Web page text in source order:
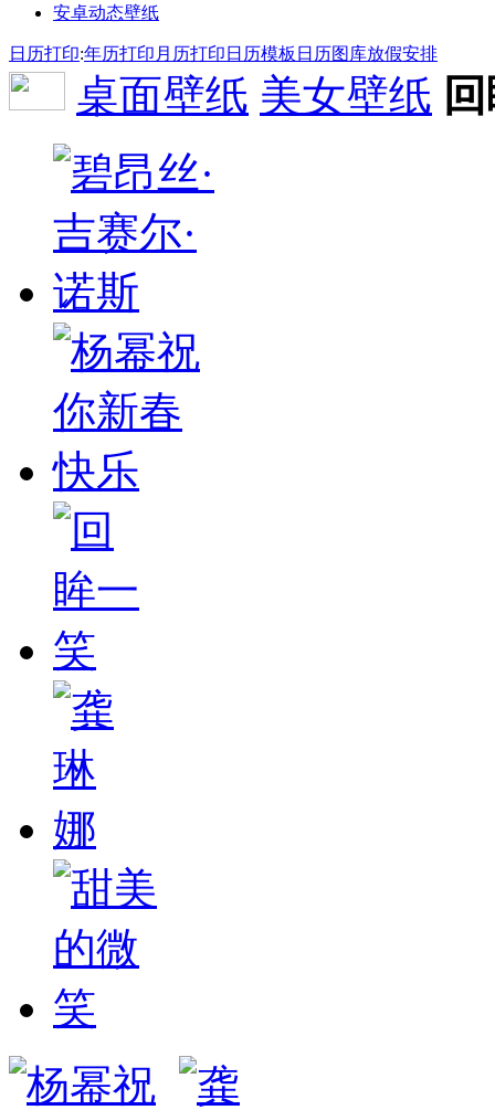
安卓动态壁纸
日历打印:年历打印 月历打印 日历模板 日历图库放假安排
桌面壁纸 美女壁纸